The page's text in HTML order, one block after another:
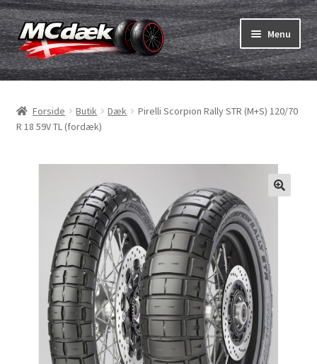
Spring
til
navigation
Spring
til
indhold
Menu
Dæk
Udfold
Slanger & fælgband
Udfold
Udfold
MC dæk test
Mærker
Kontakt os
Forside Butik Dæk
Pirelli Scorpion Rally STR (M+S) 120/70
R 18 59V TL (fordæk)